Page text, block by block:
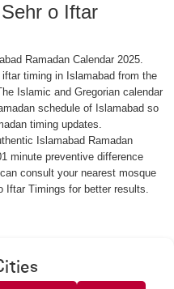
o Iftar
Ramadan Calendar 2025.
timing in Islamabad from the
Islamic and Gregorian calendar
schedule of Islamabad so
timing updates.
Islamabad Ramadan
minute preventive difference
consult your nearest mosque
Iftar Timings for better results.